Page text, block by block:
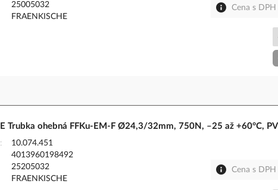
25005032
FRAENKISCHE
Cena s DPH
Trubka ohebná FFKu-EM-F Ø24,3/32mm, 750N, –25 až +60°C,
10.074.451
4013960198492
25205032
FRAENKISCHE
Cena s DPH